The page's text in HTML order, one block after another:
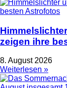
zeigen ihre
8. August 2026
Weiterlesen »